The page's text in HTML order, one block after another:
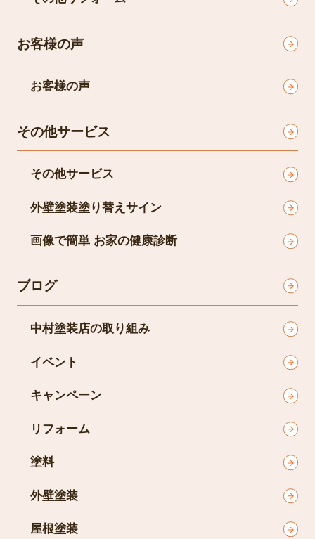
お客様の声
お客様の声
その他サービス
その他サービス
外壁塗装塗り替えサイン
画像で簡単 お家の健康診断
ブログ
中村塗装店の取り組み
イベント
キャンペーン
リフォーム
塗料
外壁塗装
屋根塗装